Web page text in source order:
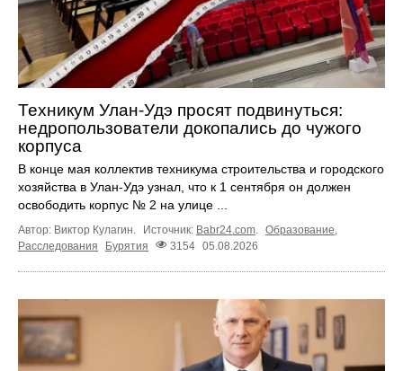
Техникум Улан-Удэ просят подвинуться:
недропользователи докопались до чужого
корпуса
В конце мая коллектив техникума строительства и городского
хозяйства в Улан-Удэ узнал, что к 1 сентября он должен
освободить корпус № 2 на улице ...
Автор: Виктор Кулагин. Источник: Babr24.com. Образование,
Расследования
Бурятия 3154 05.08.2026